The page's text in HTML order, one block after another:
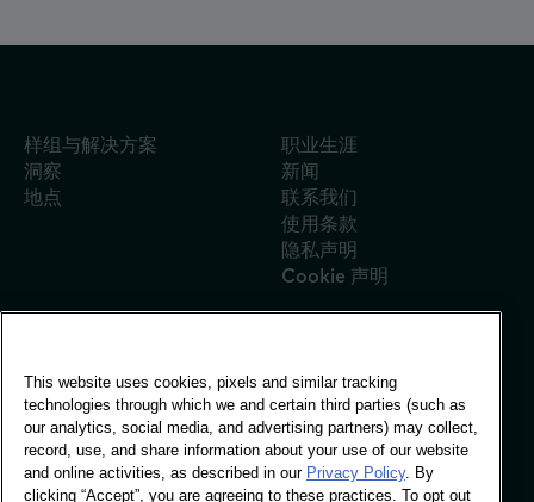
样组与解决方案
洞察
地点
职业生涯
新闻
联系我们
使用条款
隐私声明
Cookie 声明
全球办事处
Vivo Building, 30
Stamford St, London
London SE1 9LQ
T +44 (0)207 076 9000
This website uses cookies, pixels and similar tracking
technologies through which we and certain third parties (such as
our analytics, social media, and advertising partners) may collect,
record, use, and share information about your use of our website
and online activities, as described in our Privacy Policy. By
clicking “Accept”, you are agreeing to these practices. To opt out